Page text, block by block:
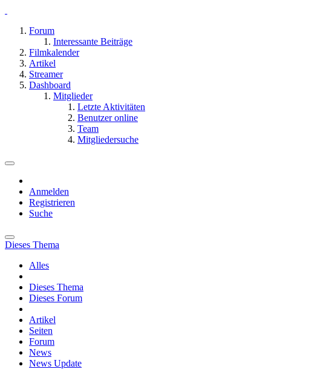
Forum
Interessante Beiträge
Filmkalender
Artikel
Streamer
Dashboard
Mitglieder
Letzte Aktivitäten
Benutzer online
Team
Mitgliedersuche
Anmelden
Registrieren
Suche
Dieses Thema
Alles
Dieses Thema
Dieses Forum
Artikel
Seiten
Forum
News
News Update